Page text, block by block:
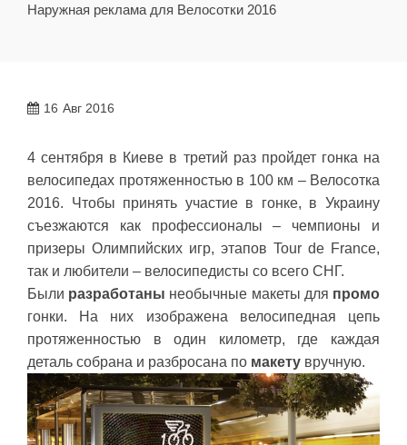
Наружная реклама для Велосотки 2016
16 Авг 2016
4 сентября в Киеве в третий раз пройдет гонка на
велосипедах протяженностью в 100 км – Велосотка
2016. Чтобы принять участие в гонке, в Украину
съезжаются как профессионалы – чемпионы и
призеры Олимпийских игр, этапов Tour de France,
так и любители – велосипедисты со всего СНГ.
Были разработаны необычные макеты для промо
гонки. На них изображена велосипедная цепь
протяженностью в один километр, где каждая
деталь собрана и разбросана по макету вручную.